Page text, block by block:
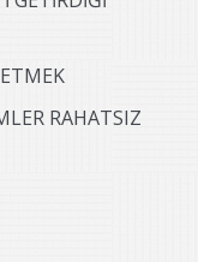
RAHATSIZ